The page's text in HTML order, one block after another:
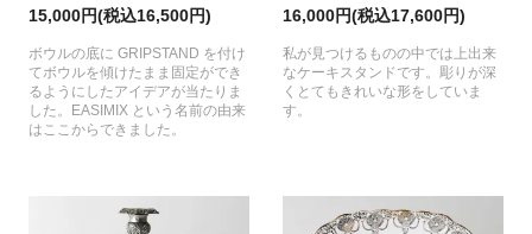
15,000円(税込16,500円)
ボウルの底に GRIPSTAND を付け
てボウルを傾けたまま固定ができ
るようにしたアイデアが当たりま
した。EASIMIX という名前の由来
はここからできました。
16,000円(税込17,600円)
私が見つけるものの中では上出来
なケーキスタンドです。彫りが深
くとてもきれいな形をしていま
す。